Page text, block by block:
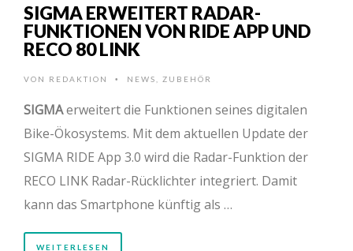
SIGMA ERWEITERT RADAR-
FUNKTIONEN VON RIDE APP UND
RECO 80 LINK
VON REDAKTION • NEWS ZUBEHÖR
SIGMAerweitert die Funktionen seines digitalen
Bike-Ökosystems. Mit dem aktuellen Update der
SIGMA RIDE App 3.0 wird die Radar-Funktion der
RECO LINK Radar-Rücklichter integriert. Damit
kann das Smartphone künftig als …
WEITERLESEN